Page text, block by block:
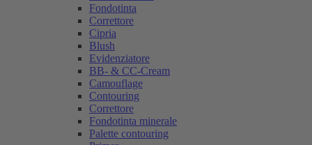
Fondotinta
Correttore
Cipria
Blush
Evidenziatore
BB- & CC-Cream
Camouflage
Contouring
Correttore
Fondotinta minerale
Palette contouring